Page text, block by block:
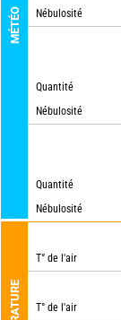
MÉTÉO
Nébulosité
Quantité
Nébulosité
Quantité
Nébulosité
T° de l'air
T° de l'air